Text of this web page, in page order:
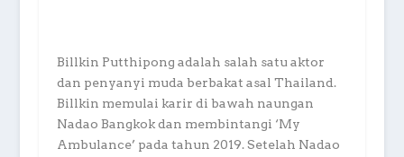
Billkin Putthipong adalah salah satu aktor
dan penyanyi muda berbakat asal Thailand.
Billkin memulai karir di bawah naungan
Nadao Bangkok dan membintangi ‘My
Ambulance’ pada tahun 2019. Setelah Nadao